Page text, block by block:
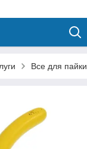
Все для пайки